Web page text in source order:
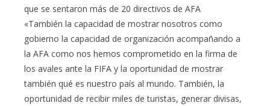
que se sentaron más de 20 directivos de AFA
«También la capacidad de mostrar nosotros como
gobierno la capacidad de organización acompañando a
la AFA como nos hemos comprometido en la firma de
los avales ante la FIFA y la oportunidad de mostrar
también qué es nuestro país al mundo. También, la
oportunidad de recibir miles de turistas, generar divisas,